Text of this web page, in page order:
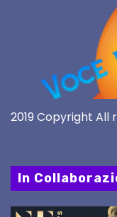
2019 Copyright All
In